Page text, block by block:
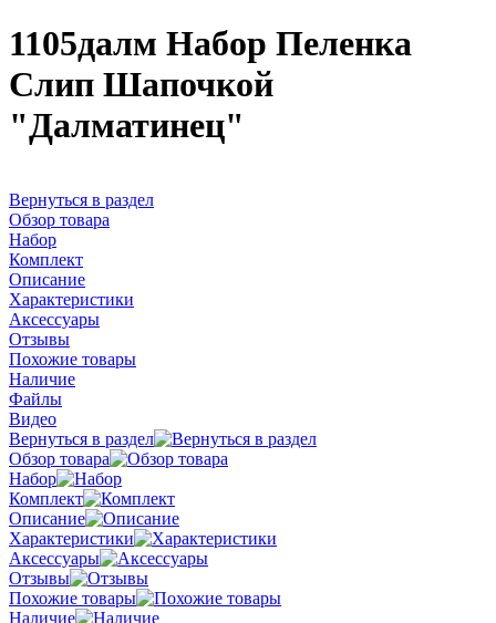
1105далм Набор Пеленка
Слип Шапочкой
"Далматинец"
Вернуться в раздел
Обзор товара
Набор
Комплект
Описание
Характеристики
Аксессуары
Отзывы
Похожие товары
Наличие
Файлы
Видео
Вернуться в раздел
Обзор товара
Набор
Комплект
Описание
Характеристики
Аксессуары
Отзывы
Похожие товары
Наличие